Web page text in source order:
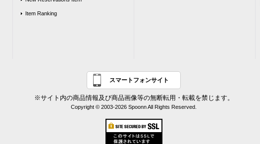
Item Ranking
スマートフォンサイト
※サイト内の商品情報及び商品画像等の無断転用・転載を禁じます。
Copyright © 2003-2026 Spoonn All Rights Reserved.